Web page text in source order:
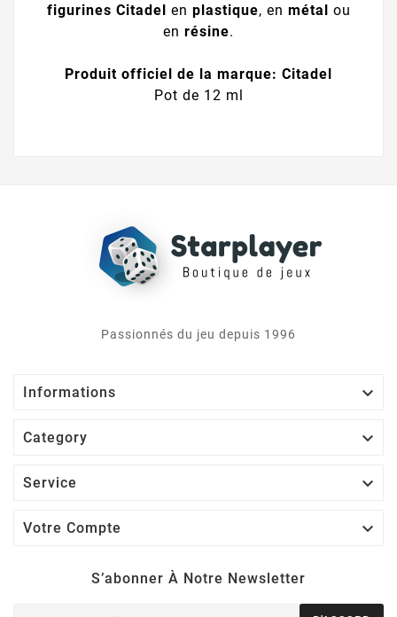
figurines Citadel en plastique, en métal ou
en résine.
Produit officiel de la marque: Citadel
Pot de 12 ml
Passionnés du jeu depuis 1996
Informations 
Category 
Service 
Votre Compte 
S’abonner À Notre Newsletter